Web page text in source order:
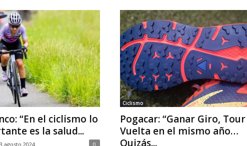
“En el ciclismo lo
es la salud...
agosto 2024 0
Ciclismo
Pogacar: “Ganar Giro,
Vuelta en el mismo año…
Quizás...